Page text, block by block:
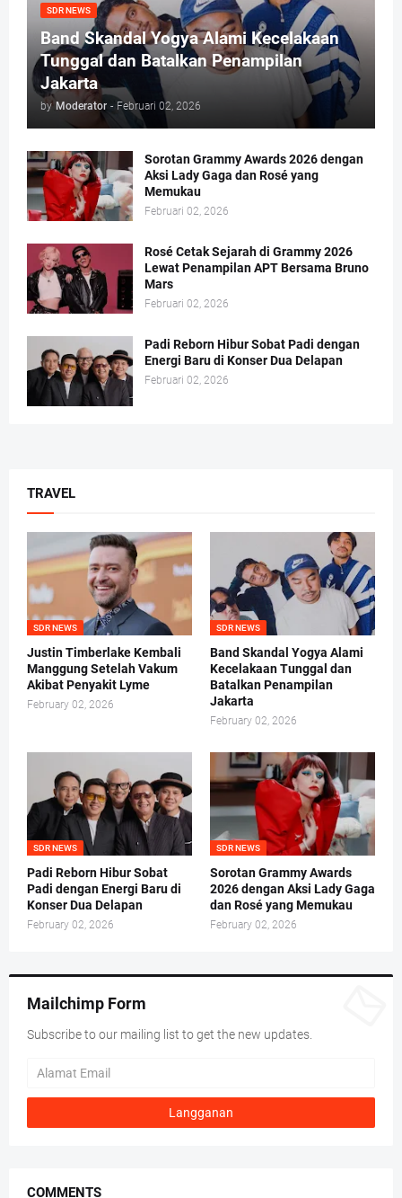
SDR NEWS
Band Skandal Yogya Alami Kecelakaan
Tunggal dan Batalkan Penampilan
Jakarta
by Moderator - Februari 02, 2026
Sorotan Grammy Awards 2026 dengan
Aksi Lady Gaga dan Rosé yang
Memukau
Februari 02, 2026
Rosé Cetak Sejarah di Grammy 2026
Lewat Penampilan APT Bersama Bruno
Mars
Februari 02, 2026
Padi Reborn Hibur Sobat Padi dengan
Energi Baru di Konser Dua Delapan
Februari 02, 2026
TRAVEL
SDR NEWS
Justin Timberlake Kembali
Manggung Setelah Vakum
Akibat Penyakit Lyme
February 02, 2026
SDR NEWS
Band Skandal Yogya Alami
Kecelakaan Tunggal dan
Batalkan Penampilan
Jakarta
February 02, 2026
SDR NEWS
Padi Reborn Hibur Sobat
Padi dengan Energi Baru di
Konser Dua Delapan
February 02, 2026
SDR NEWS
Sorotan Grammy Awards
2026 dengan Aksi Lady Gaga
dan Rosé yang Memukau
February 02, 2026
Mailchimp Form
Subscribe to our mailing list to get the new updates.
COMMENTS